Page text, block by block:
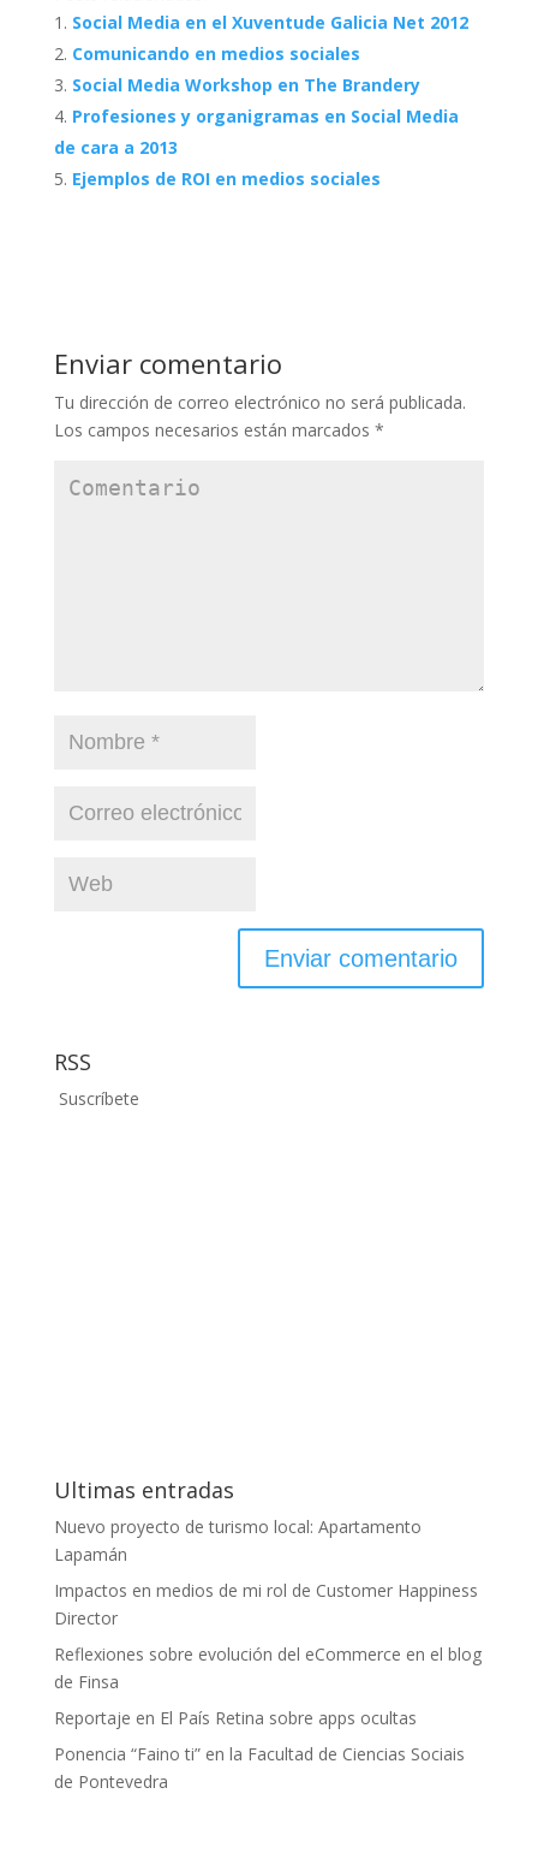
Social Media en el Xuventude Galicia Net 2012
Comunicando en medios sociales
Social Media Workshop en The Brandery
Profesiones y organigramas en Social Media
de cara a 2013
Ejemplos de ROI en medios sociales
Enviar comentario
Tu dirección de correo electrónico no será publicada.
Los campos necesarios están marcados *
RSS
Suscríbete
Ultimas entradas
Nuevo proyecto de turismo local: Apartamento
Lapamán
Impactos en medios de mi rol de Customer Happiness
Director
Reflexiones sobre evolución del eCommerce en el blog
de Finsa
Reportaje en El País Retina sobre apps ocultas
Ponencia “Faino ti” en la Facultad de Ciencias Sociais
de Pontevedra